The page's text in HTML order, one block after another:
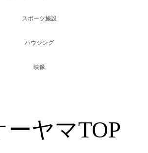
ヤマTOP
スポーツ施設
ハウジング
映像